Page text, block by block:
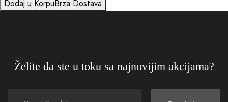
Dodaj u KorpuBrza Dostava
Želite da ste u toku sa najnovijim akcijama?